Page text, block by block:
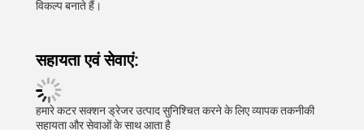
विकल्प बनाते हैं।
सहायता एवं सेवाएं:
हमारे कटर सक्शन ड्रेजर उत्पाद सुनिश्चित करने के लिए व्यापक तकनीकी
सहायता और सेवाओं के साथ आता है